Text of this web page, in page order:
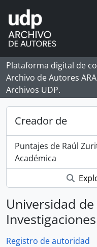
Skip to main content
Plataforma digital de
Archivo de Autores
Archivos UDP.
Creador de
Puntajes de Raúl
Académica
Universidad
Registro de autoridad